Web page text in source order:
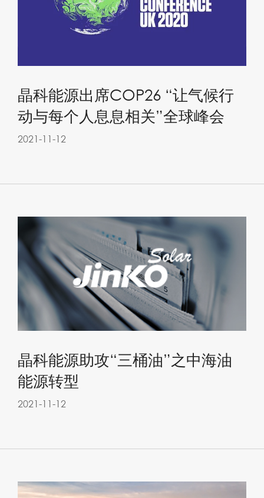
晶科能源出席COP26 “让气候行
动与每个人息息相关”全球峰会
2021-11-12
晶科能源助攻“三桶油”之中海油
能源转型
2021-11-12